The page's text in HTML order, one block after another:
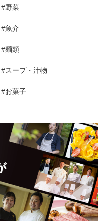
#野菜
#魚介
#麺類
#スープ・汁物
#お菓子